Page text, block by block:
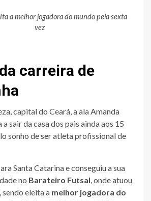
a melhor jogadora do mundo pela sexta
vez
carreira de
capital do Ceará, a ala Amanda
sair da casa dos pais ainda aos 15
sonho de ser atleta profissional de
Santa Catarina e conseguiu a sua
no Barateiro Futsal, onde atuou
eleita a melhor jogadora do